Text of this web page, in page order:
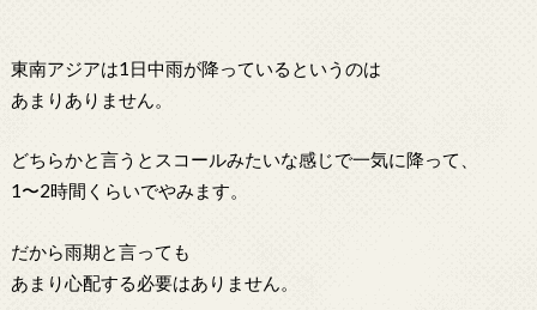
東南アジアは1日中雨が降っているというのは
あまりありません。
どちらかと言うとスコールみたいな感じで一気に降って、
1〜2時間くらいでやみます。
だから雨期と言っても
あまり心配する必要はありません。